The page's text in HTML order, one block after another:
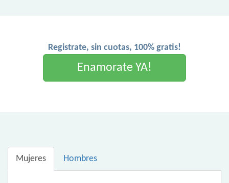
Registrate, sin cuotas, 100% gratis!
Enamorate YA!
Mujeres Hombres